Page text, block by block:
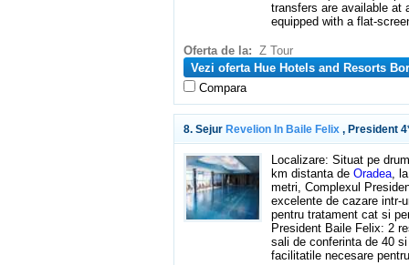
transfers are available at
equipped with a flat-
Oferta de la: Z Tour
Vezi oferta Hue Hotels and Resorts
Compara
8. Sejur Revelion In Baile Felix , President
Localizare: Situat pe
km distanta de Oradea,
metri, Complexul
excelente de cazare intr-
pentru tratament cat si
President Baile Felix: 2
sali de conferinta de 40
facilitatile necesare